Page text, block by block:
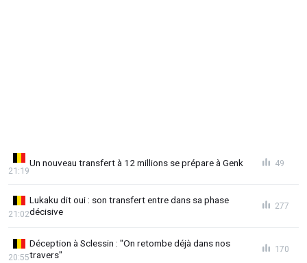
Un nouveau transfert à 12 millions se prépare à Genk
21:19
49
Lukaku dit oui : son transfert entre dans sa phase
décisive
21:02
277
Déception à Sclessin : "On retombe déjà dans nos
travers"
20:55
170